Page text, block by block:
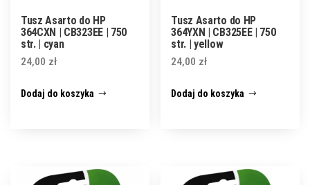
Tusz Asarto do HP
364CXN | CB323EE | 750
str. | cyan
24,00 zł
Dodaj do koszyka
Tusz Asarto do HP
364YXN | CB325EE | 750
str. | yellow
24,00 zł
Dodaj do koszyka